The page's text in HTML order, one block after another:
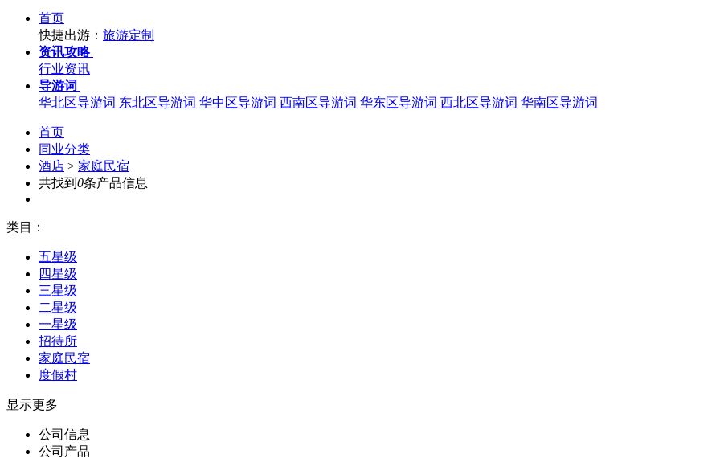
首页
快捷出游： 旅游定制
资讯攻略
行业资讯
导游词
华北区导游词 东北区导游词 华中区导游词 西南区导游词 华东区导游词 西北区导游词 华南区导游词
首页
同业分类
酒店 > 家庭民宿
共找到 0条产品信息
类目：
五星级
四星级
三星级
二星级
一星级
招待所
家庭民宿
度假村
显示更多
公司信息
公司产品